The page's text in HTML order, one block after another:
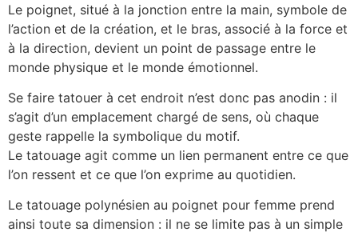
Le poignet, situé à la jonction entre la main, symbole de
l’action et de la création, et le bras, associé à la force et
à la direction, devient un point de passage entre le
monde physique et le monde émotionnel.
Se faire tatouer à cet endroit n’est donc pas anodin : il
s’agit d’un emplacement chargé de sens, où chaque
geste rappelle la symbolique du motif.
Le tatouage agit comme un lien permanent entre ce que
l’on ressent et ce que l’on exprime au quotidien.
Le tatouage polynésien au poignet pour femme prend
ainsi toute sa dimension : il ne se limite pas à un simple